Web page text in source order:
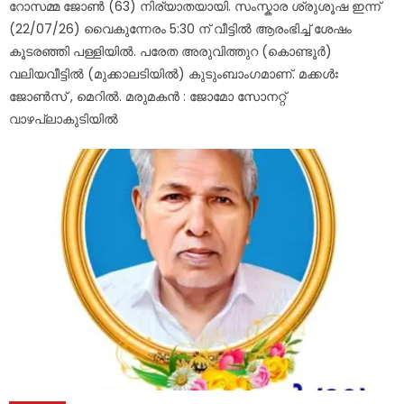
റോസമ്മ ജോൺ (63) നിര്യാതയായി. സംസ്കാര ശ്രുശൂഷ ഇന്ന്
(22/07/26) വൈകുന്നേരം 5:30 ന് വീട്ടിൽ ആരംഭിച്ച് ശേഷം
കൂടരഞ്ഞി പള്ളിയിൽ. പരേത അരുവിത്തുറ (കൊണ്ടൂർ)
വലിയവീട്ടിൽ (മുക്കാലടിയിൽ) കുടുംബാംഗമാണ്. മക്കൾഃ
ജോൺസ് , മെറിൽ. മരുമകൻ : ജോമോ സോനറ്റ്
വാഴപ്ലാകുടിയിൽ